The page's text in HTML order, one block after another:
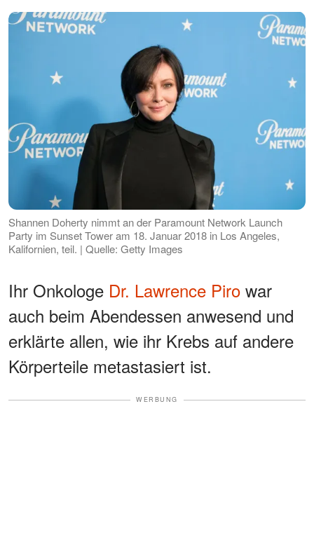
Shannen Doherty nimmt an der Paramount Network Launch
Party im Sunset Tower am 18. Januar 2018 in Los Angeles,
Kalifornien, teil. | Quelle: Getty Images
Ihr Onkologe Dr. Lawrence Piro war
auch beim Abendessen anwesend und
erklärte allen, wie ihr Krebs auf andere
Körperteile metastasiert ist.
WERBUNG